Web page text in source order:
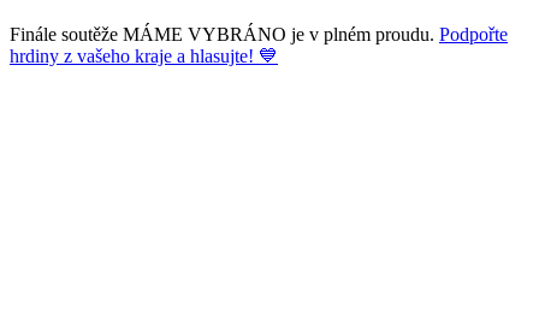
Finále soutěže MÁME VYBRÁNO je v plném proudu. Podpořte
hrdiny z vašeho kraje a hlasujte! 💙